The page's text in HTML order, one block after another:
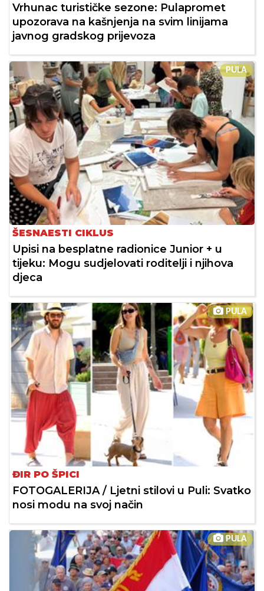
Vrhunac turističke sezone: Pulapromet
upozorava na kašnjenja na svim linijama
javnog gradskog prijevoza
PULA
ŠESNAESTI CIKLUS
Upisi na besplatne radionice Junior + u
tijeku: Mogu sudjelovati roditelji i njihova
djeca
PULA
ĐIR PO ŠPICI
FOTOGALERIJA / Ljetni stilovi u Puli: Svatko
nosi modu na svoj način
PULA